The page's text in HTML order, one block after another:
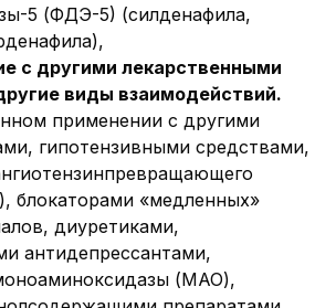
5 (ФДЭ-5) (силденафила,
с другими лекарственными
виды взаимодействий.
применении с другими
гипотензивными средствами,
блокаторами «медленных»
диуретиками,
антидепрессантами,
(МАО),